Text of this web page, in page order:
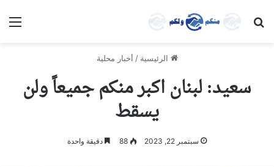
بحث عن
الرئيسية / أخبار محلية
سعيد: لبنان اكبر منكم جميعاً ولن
يسقط
سبتمبر 22, 2023 88 دقيقة واحدة